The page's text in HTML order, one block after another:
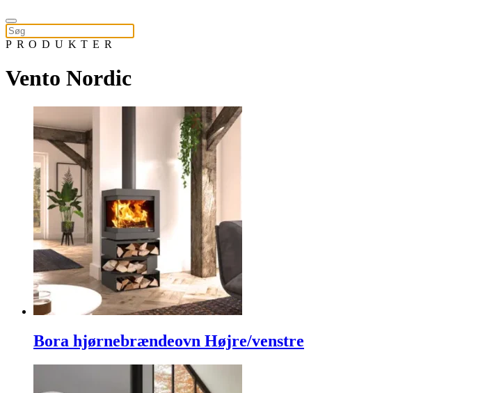
PRODUKTER
Vento Nordic
Bora hjørnebrændeovn Højre/venstre